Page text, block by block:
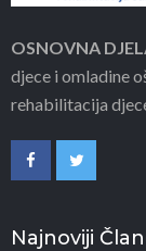
OSNOVNA
djece i omladine
rehabilitacija
Najnoviji